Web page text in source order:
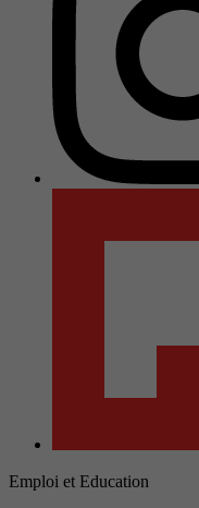
Emploi et Education